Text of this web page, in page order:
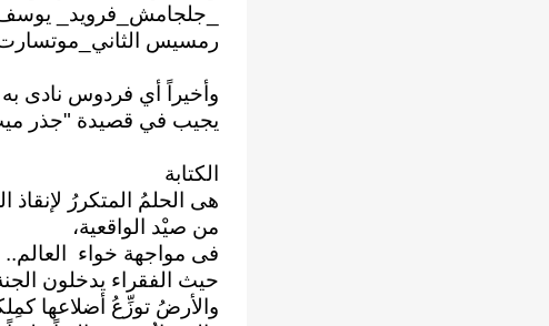
_جلجامش_فرويد_
رمسيس
وأخيراً أي فردوس نادى
يجيب في قصيدة "جذر
الكتابة
هى الحلمُ المتكررُ لإنقاذ
من صيْد الواقعية،
فى مواجهة خواء العالم..
حيث الفقراء يدخلون الجنة
والأرضُ توزِّعُ أضلاعها